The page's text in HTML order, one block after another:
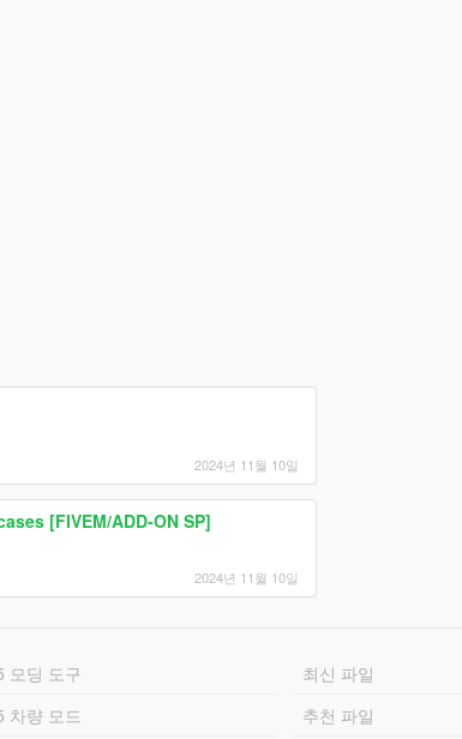
2024년 11월 10일
[FIVEM/ADD-ON SP]
2024년 11월 10일
모딩 도구
차량 모드
최신 파일
추천 파일